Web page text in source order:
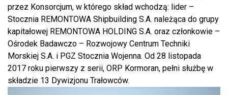
przez Konsorcjum, w którego skład wchodzą: lider –
Stocznia REMONTOWA Shipbuilding S.A. należąca do grupy
kapitałowej REMONTOWA HOLDING S.A. oraz członkowie –
Ośrodek Badawczo – Rozwojowy Centrum Techniki
Morskiej S.A. i PGZ Stocznia Wojenna. Od 28 listopada
2017 roku pierwszy z serii, ORP Kormoran, pełni służbę w
składzie 13 Dywizjonu Trałowców.